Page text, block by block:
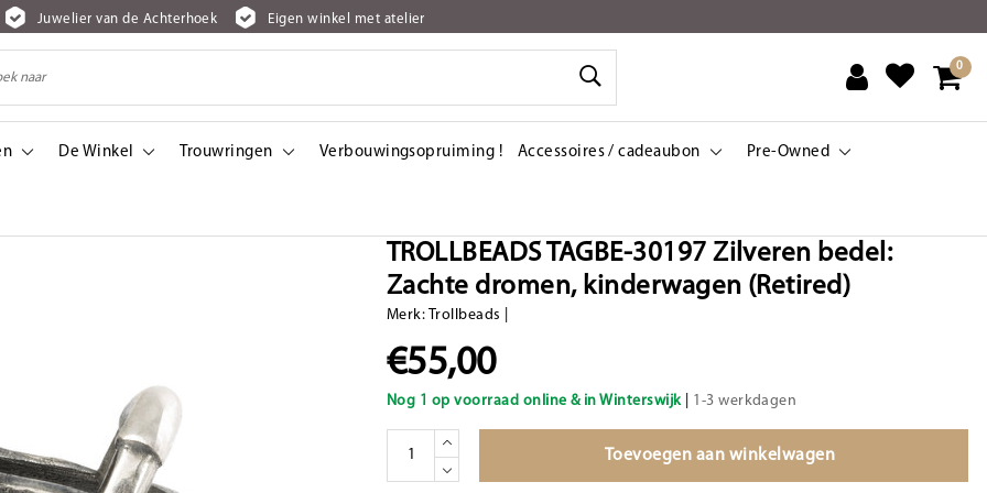
Juwelier van de Achterhoek Eigen winkel met atelier
0
De Winkel Trouwringen Verbouwingsopruiming ! Accessoires / cadeaubon Pre-Owned
TROLLBEADS TAGBE-30197 Zilveren bedel:
Zachte dromen, kinderwagen (Retired)
Merk: Trollbeads
€55,00
Nog 1 op voorraad online & in Winterswijk| 1-3 werkdagen
Toevoegen aan winkelwagen